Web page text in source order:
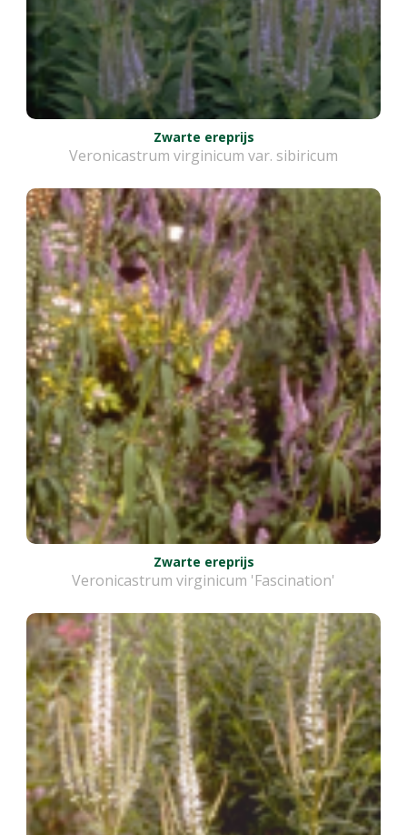
Zwarte ereprijs
Veronicastrum virginicum var. sibiricum
Zwarte ereprijs
Veronicastrum virginicum 'Fascination'